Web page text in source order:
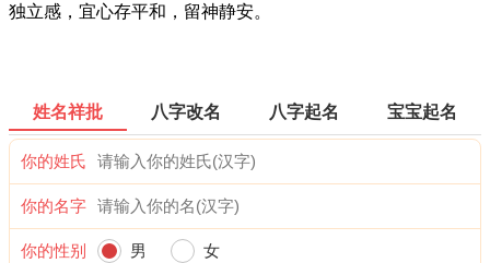
独立感，宜心存平和，留神静安。
姓名祥批 八字改名 八字起名 宝宝起名
你的姓氏
你的名字
你的性别 男 女